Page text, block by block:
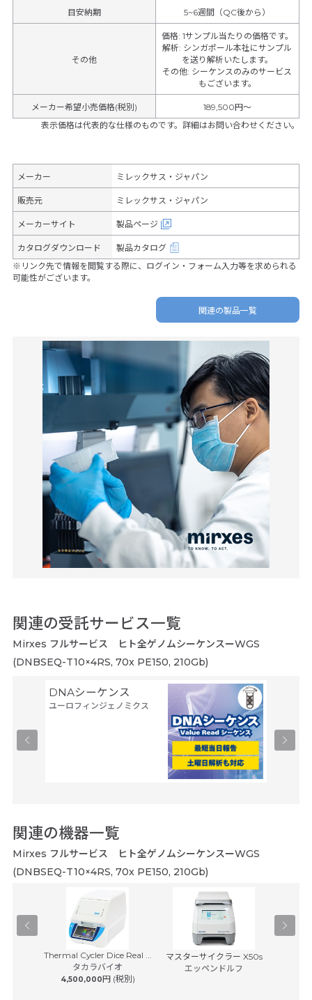
目安納期 5~6週間（QC後から）
その他
価格: 1サンプル当たりの価格です。
解析: シンガポール本社にサンプル
を送り解析いたします。
その他: シーケンスのみのサービス
もございます。
メーカー希望小売価格(税別)
189,500円〜
表示価格は代表的な仕様のものです。詳細はお問い合わせください。
メーカー ミレックサス・ジャパン
販売元 ミレックサス・ジャパン
メーカーサイト 製品ページ
カタログダウンロード
製品カタログ
※リンク先で情報を閲覧する際に、ログイン・フォーム入力等を求められる
可能性がございます。
関連の製品一覧
関連の受託サービス一覧
Mirxes フルサービス ヒト全ゲノムシーケンスーWGS
(DNBSEQ-T10×4RS, 70x PE150, 210Gb)
DNAシーケンス
ユーロフィンジェノミクス
関連の機器一覧
Mirxes フルサービス ヒト全ゲノムシーケンスーWGS
(DNBSEQ-T10×4RS, 70x PE150, 210Gb)
Thermal Cycler Dice Real ...
タカラバイオ
4,500,000円 (税別)
マスターサイクラー X50s
エッペンドルフ